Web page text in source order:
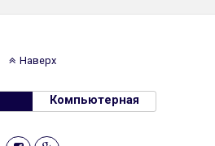
Наверх
Компьютерная